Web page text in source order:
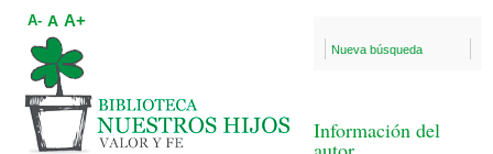
Nueva búsqueda
Información del
A- A A+